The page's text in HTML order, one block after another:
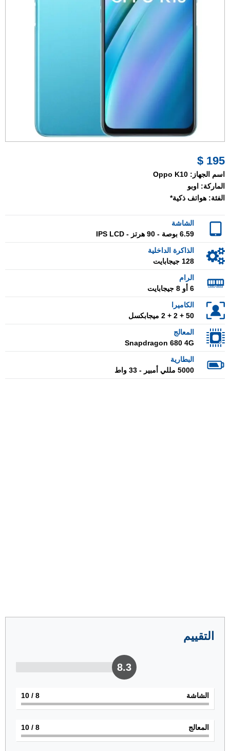
195 $
اسم الجهاز: Oppo K10
الماركة: اوبو
الفئة: هواتف ذكية*
الشاشة
6.59 بوصة - 90 هرتز - IPS LCD
الذاكرة الداخلية
128 جيجابايت
الرام
6 أو 8 جيجابايت
الكاميرا
50 + 2 + 2 ميجابكسل
المعالج
Snapdragon 680 4G
البطارية
5000 مللي أمبير - 33 واط
التقييم
8.3
الشاشة 8
/ 10
المعالج 8
/ 10